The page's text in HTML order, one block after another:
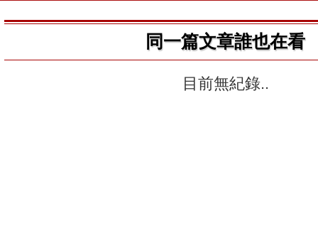
同一篇文章誰也在看
目前無紀錄..